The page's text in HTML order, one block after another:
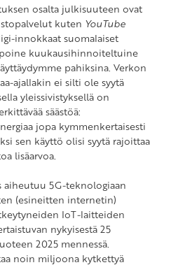
osalta julkisuuteen ovat
kuten YouTube
innokkaat suomalaiset
kuukausihinnoiteltuine
pahiksina. Verkon
ajallakin ei silti ole syytä
yleissivistyksellä on
säästöä:
jopa kymmenkertaisesti
sen käyttö olisi syytä rajoittaa
lisäarvoa.
aiheutuu 5G-teknologiaan
(esineitten internetin)
IoT-laitteiden
nykyisestä 25
2025 mennessä.
noin miljoona kytkettyä